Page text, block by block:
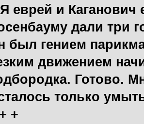
еврей и Каганович
дали три
был гением
движением
Готово.
только
+